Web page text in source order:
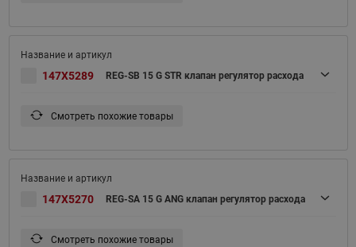
147X5289 REG-SB 15 G STR клапан регулятор расхода
Смотреть похожие товары
147X5270 REG-SA 15 G ANG клапан регулятор расхода
Смотреть похожие товары